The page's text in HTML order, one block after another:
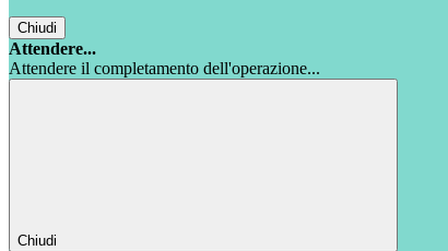
Chiudi
Attendere...
Attendere il completamento dell'operazione...
Chiudi